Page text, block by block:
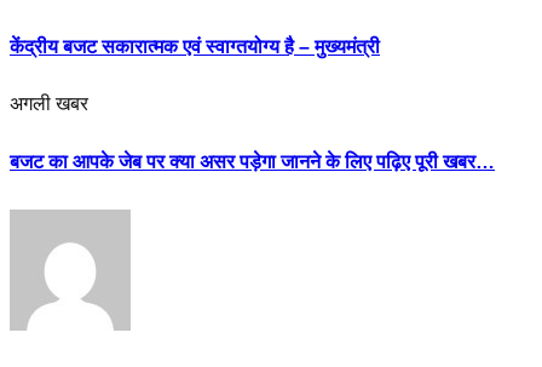
केंद्रीय बजट सकारात्मक एवं स्वाग्तयोग्य है – मुख्यमंत्री
अगली खबर
बजट का आपके जेब पर क्या असर पड़ेगा जानने के लिए पढ़िए पूरी खबर…